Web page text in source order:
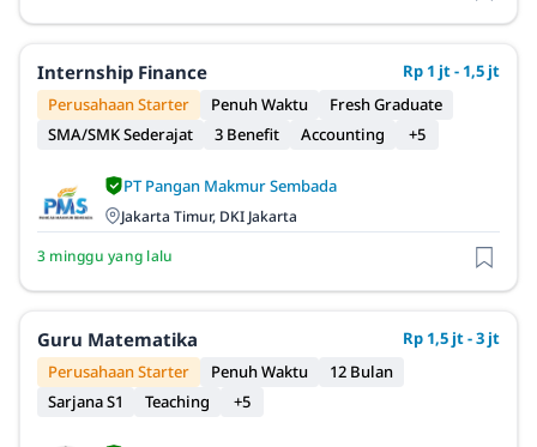
Internship Finance
Rp 1 jt - 1,5 jt
Perusahaan Starter
Penuh Waktu
Fresh Graduate
SMA/SMK Sederajat
3 Benefit Accounting +5
PT Pangan Makmur Sembada
Jakarta Timur, DKI Jakarta
3 minggu yang lalu
Guru Matematika
Rp 1,5 jt - 3 jt
Perusahaan Starter
Penuh Waktu
12 Bulan
Sarjana S1
Teaching +5